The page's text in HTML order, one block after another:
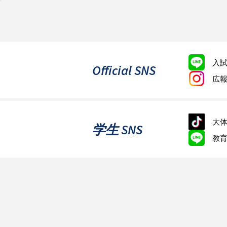
Official SNS
入
広
学生 SNS
大
教